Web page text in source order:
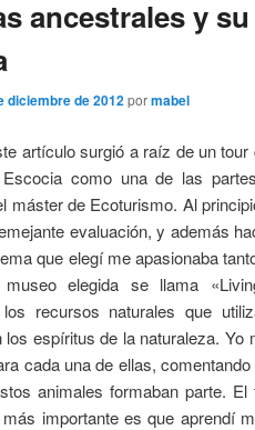
ancestrales y
diciembre de 2012pormabel
artículo surgió a raíz de un
Escocia como una de las
máster de Ecoturismo. Al
evaluación, y además
que elegí me apasionaba
elegida se llama
los recursos naturales que
los espíritus de la naturaleza.
cada una de ellas,
animales formaban parte.
importante es que aprendí